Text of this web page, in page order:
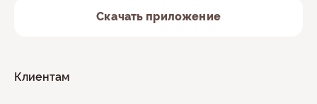
Клиентам
Скачать приложение